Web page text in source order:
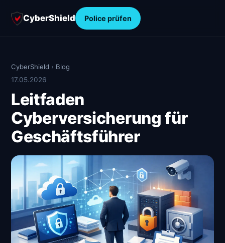
CyberShield Police prüfen
CyberShield › Blog
17.05.2026
Leitfaden
Cyberversicherung für
Geschäftsführer